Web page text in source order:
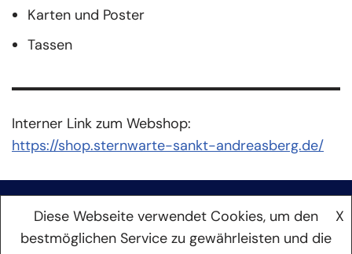
Karten und Poster
Tassen
Interner Link zum Webshop:
https://shop.sternwarte-sankt-andreasberg.de/
Diese Webseite verwendet Cookies, um den
bestmöglichen Service zu gewährleisten und die
X